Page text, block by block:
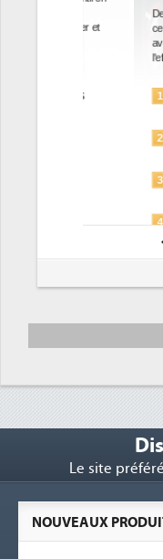
Des
ce que
avec la
pour
Un
Le site
NOUVEAUX